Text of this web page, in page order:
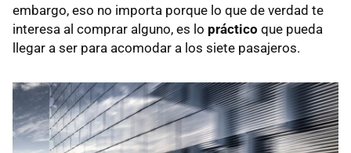
embargo, eso no importa porque lo que de verdad te
interesa al comprar alguno, es lo práctico que pueda
llegar a ser para acomodar a los siete pasajeros.